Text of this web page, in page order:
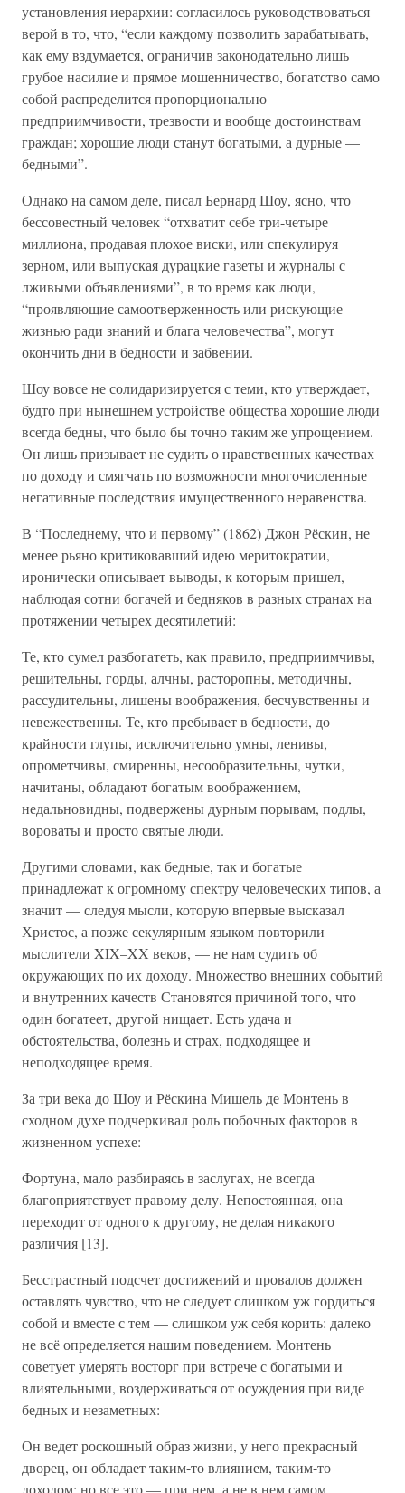
установления иерархии: согласилось руководствоваться
верой в то, что, “если каждому позволить зарабатывать,
как ему вздумается, ограничив законодательно лишь
грубое насилие и прямое мошенничество, богатство само
собой распределится пропорционально
предприимчивости, трезвости и вообще достоинствам
граждан; хорошие люди станут богатыми, а дурные —
бедными”.
Однако на самом деле, писал Бернард Шоу, ясно, что
бессовестный человек “отхватит себе три-четыре
миллиона, продавая плохое виски, или спекулируя
зерном, или выпуская дурацкие газеты и журналы с
лживыми объявлениями”, в то время как люди,
“проявляющие самоотверженность или рискующие
жизнью ради знаний и блага человечества”, могут
окончить дни в бедности и забвении.
Шоу вовсе не солидаризируется с теми, кто утверждает,
будто при нынешнем устройстве общества хорошие люди
всегда бедны, что было бы точно таким же упрощением.
Он лишь призывает не судить о нравственных качествах
по доходу и смягчать по возможности многочисленные
негативные последствия имущественного неравенства.
В “Последнему, что и первому” (1862) Джон Рёскин, не
менее рьяно критиковавший идею меритократии,
иронически описывает выводы, к которым пришел,
наблюдая сотни богачей и бедняков в разных странах на
протяжении четырех десятилетий:
Те, кто сумел разбогатеть, как правило, предприимчивы,
решительны, горды, алчны, расторопны, методичны,
рассудительны, лишены воображения, бесчувственны и
невежественны. Те, кто пребывает в бедности, до
крайности глупы, исключительно умны, ленивы,
опрометчивы, смиренны, несообразительны, чутки,
начитаны, обладают богатым воображением,
недальновидны, подвержены дурным порывам, подлы,
вороваты и просто святые люди.
Другими словами, как бедные, так и богатые
принадлежат к огромному спектру человеческих типов, а
значит — следуя мысли, которую впервые высказал
Христос, а позже секулярным языком повторили
мыслители XIX–XX веков, — не нам судить об
окружающих по их доходу. Множество внешних событий
и внутренних качеств Становятся причиной того, что
один богатеет, другой нищает. Есть удача и
обстоятельства, болезнь и страх, подходящее и
неподходящее время.
За три века до Шоу и Рёскина Мишель де Монтень в
сходном духе подчеркивал роль побочных факторов в
жизненном успехе:
Фортуна, мало разбираясь в заслугах, не всегда
благоприятствует правому делу. Непостоянная, она
переходит от одного к другому, не делая никакого
различия [13].
Бесстрастный подсчет достижений и провалов должен
оставлять чувство, что не следует слишком уж гордиться
собой и вместе с тем — слишком уж себя корить: далеко
не всё определяется нашим поведением. Монтень
советует умерять восторг при встрече с богатыми и
влиятельными, воздерживаться от осуждения при виде
бедных и незаметных:
Он ведет роскошный образ жизни, у него прекрасный
дворец, он обладает таким-то влиянием, таким-то
доходом; но все это — при нем, а не в нем самом…